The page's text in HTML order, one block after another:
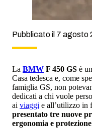
Pubblicato il 7 agosto
La BMW F 450 GS è
Casa tedesca e, come
famiglia GS, non
dedicati a chi vuole
ai viaggi e all’utilizzo in
presentato tre nuove
ergonomia e